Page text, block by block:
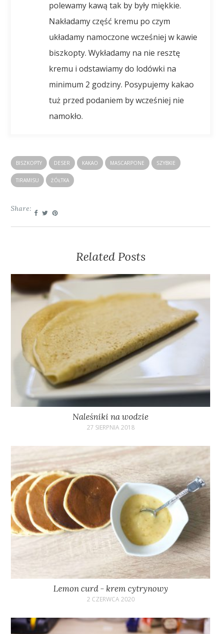
polewamy kawą tak by były miękkie.
Nakładamy część kremu po czym
układamy namoczone wcześniej w kawie
biszkopty. Wykładamy na nie resztę
kremu i odstawiamy do lodówki na
minimum 2 godziny. Posypujemy kakao
tuż przed podaniem by wcześniej nie
namokło.
BISZKOPTY DESER KAKAO MASCARPONE SZYBKIE
TIRAMISU ŻÓŁTKA
Share:
Related Posts
Naleśniki na wodzie
27 SIERPNIA 2018
Lemon curd - krem cytrynowy
2 CZERWCA 2020